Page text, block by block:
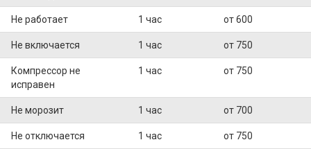
Не работает 1 час от 600
Не включается 1 час от 750
Компрессор не
исправен
1 час от 750
Не морозит 1 час от 700
Не отключается 1 час от 750